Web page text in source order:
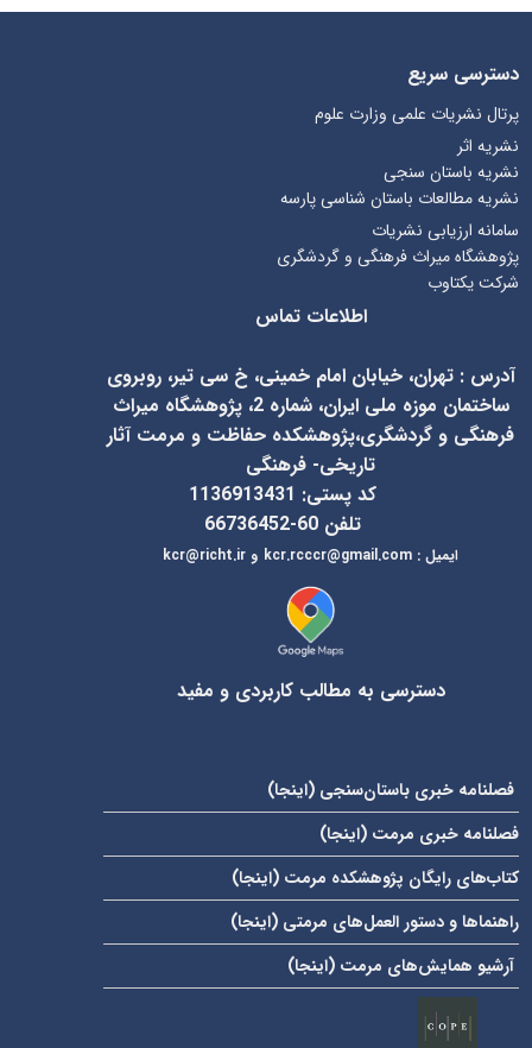
دسترسی سریع
پرتال نشریات علمی وزارت علوم
نشریه اثر
نشریه باستان سنجی
نشریه مطالعات باستان شناسی پارسه
سامانه ارزیابی نشریات
پژوهشگاه میراث فرهنگی و گردشگری
شرکت یکتاوب
اطلاعات تماس
آدرس : تهران، خیابان امام خمینی، خ سی تیر، روبروی
ساختمان موزه ملی ایران، شماره 2، پژوهشگاه میراث
فرهنگی و گردشگری،پژوهشکده حفاظت و مرمت آثار
تاریخی- فرهنگی
کد پستی: 1136913431
تلفن 60-66736452
ایمیل:
kcr@richt.ir و kcr.rcccr@gmail.com
دسترسی به مطالب کاربردی و مفید
فصلنامه خبری باستان‌سنجی ( اینجا)
فصلنامه خبری مرمت ( اینجا)
کتاب‌های رایگان پژوهشکده مرمت ( اینجا)
راهنماها و دستور العمل‌های مرمتی ( اینجا)
آرشیو همایش‌های مرمت ( اینجا)